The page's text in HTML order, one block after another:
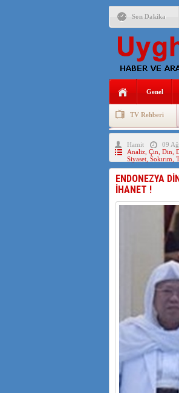
Son Dakika
Genel
TV Rehberi
Uygurlarda
Hamit
09
Analiz, Çin Din
Siyaset, Sokırım
ENDONEZYA
İHANET !